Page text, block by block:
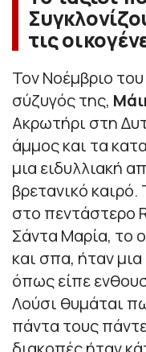
τις
Τον Νοέμβριο
σύζυγός της,
Ακρωτήρι στη
άμμος και τα
μια ειδυλλιακή
βρετανικό
στο πεντάστερο
Σάντα Μαρία, το
και σπα, ήταν μια
όπως είπε
Λούσι θυμάται
πάντα τους